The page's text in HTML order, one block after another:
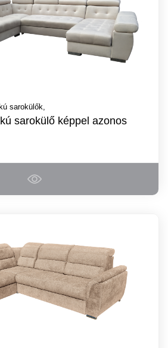
sarokülők,
sarokülő képpel azonos